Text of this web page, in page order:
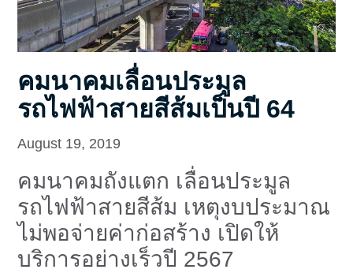
คมนาคมเลื่อนประมูล
รถไฟฟ้าสายสีส้มเป็นปี 64
August 19, 2019
คมนาคมถังแตก เลื่อนประมูล
รถไฟฟ้าสายสีส้ม เหตุงบประมาณ
ไม่พอจ่ายค่าก่อสร้าง เปิดให้
บริการอย่างเร็วปี 2567